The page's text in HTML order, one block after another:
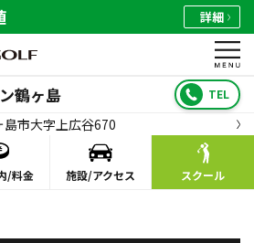
詳細
鶴ヶ島 TEL
市大字上広谷670
/料金 施設/アクセス スクール